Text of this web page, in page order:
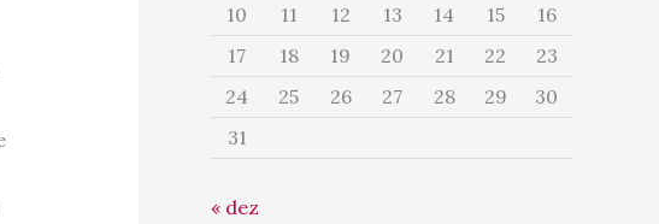
10
11 12 13 14 15
16
17
18 19 20 21 22
23
24
25 26 27 28 29
30
31
« dez